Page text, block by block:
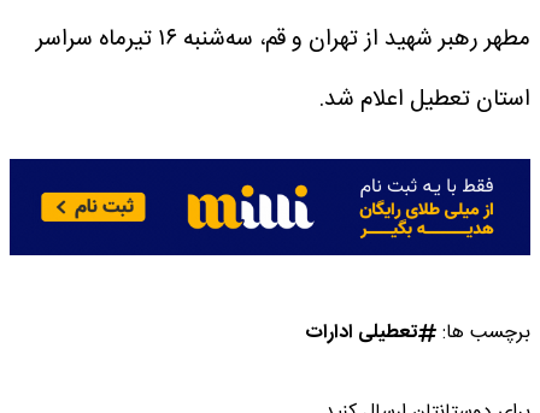
مطهر رهبر شهید از تهران و قم، سه‌شنبه ۱۶ تیرماه سراسر
استان تعطیل اعلام شد.
برچسب ها: تعطیلی ادارات